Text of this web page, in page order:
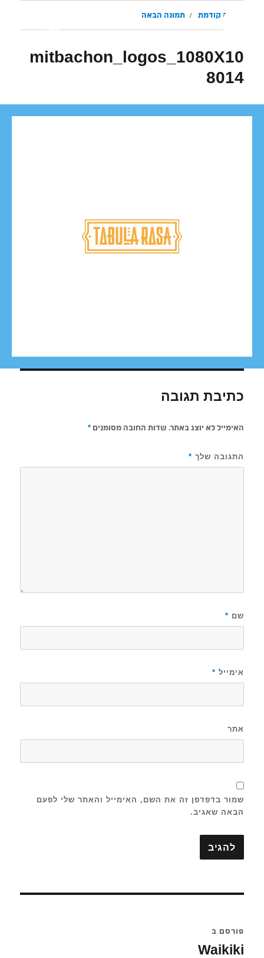
תמונה קודמת תמונה הבאה
mitbachon_logos_1080X10
8014
כתיבת תגובה
האימייל לא יוצג באתר. שדות החובה מסומנים*
התגובה שלך *
שם *
אימייל *
אתר
שמור בדפדפן זה את השם, האימייל והאתר שלי לפעם
הבאה שאגיב.
פורסם ב
Waikiki